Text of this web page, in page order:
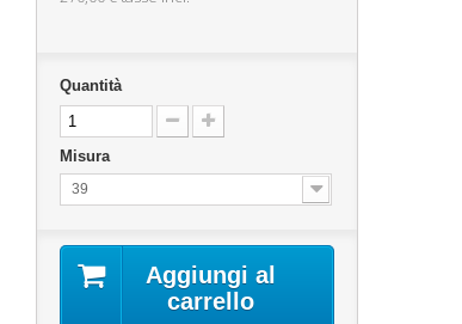
Quantità
Misura
39
Aggiungi al
carrello